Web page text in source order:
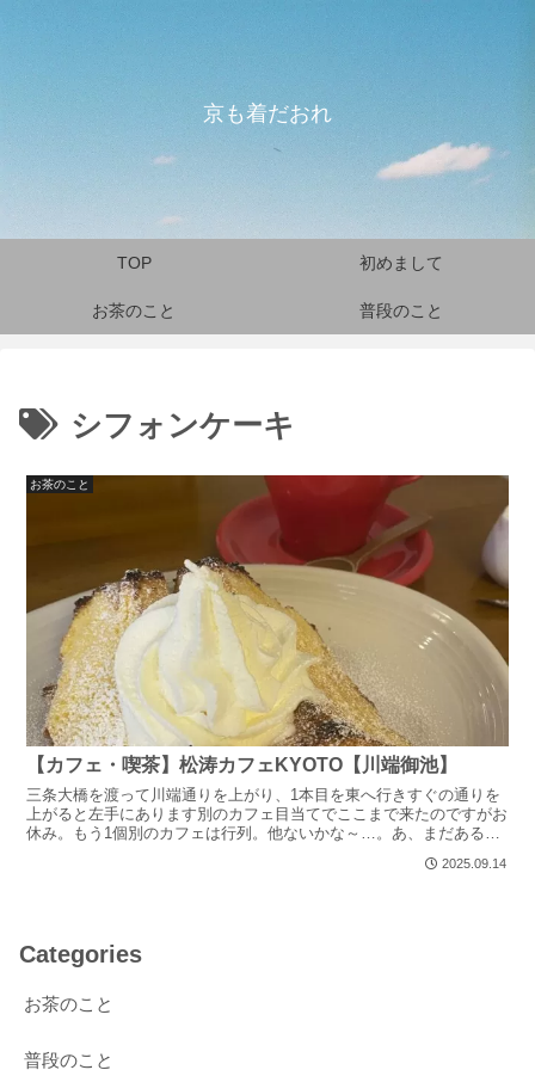
京も着だおれ
TOP 初めまして
お茶のこと 普段のこと
シフォンケーキ
お茶のこと
【カフェ・喫茶】松涛カフェKYOTO【川端御池】
三条大橋を渡って川端通りを上がり、1本目を東へ行きすぐの通りを
上がると左手にあります別のカフェ目当てでここまで来たのですがお
休み。もう1個別のカフェは行列。他ないかな～…。あ、まだあるや
2025.09.14
Categories
お茶のこと
普段のこと